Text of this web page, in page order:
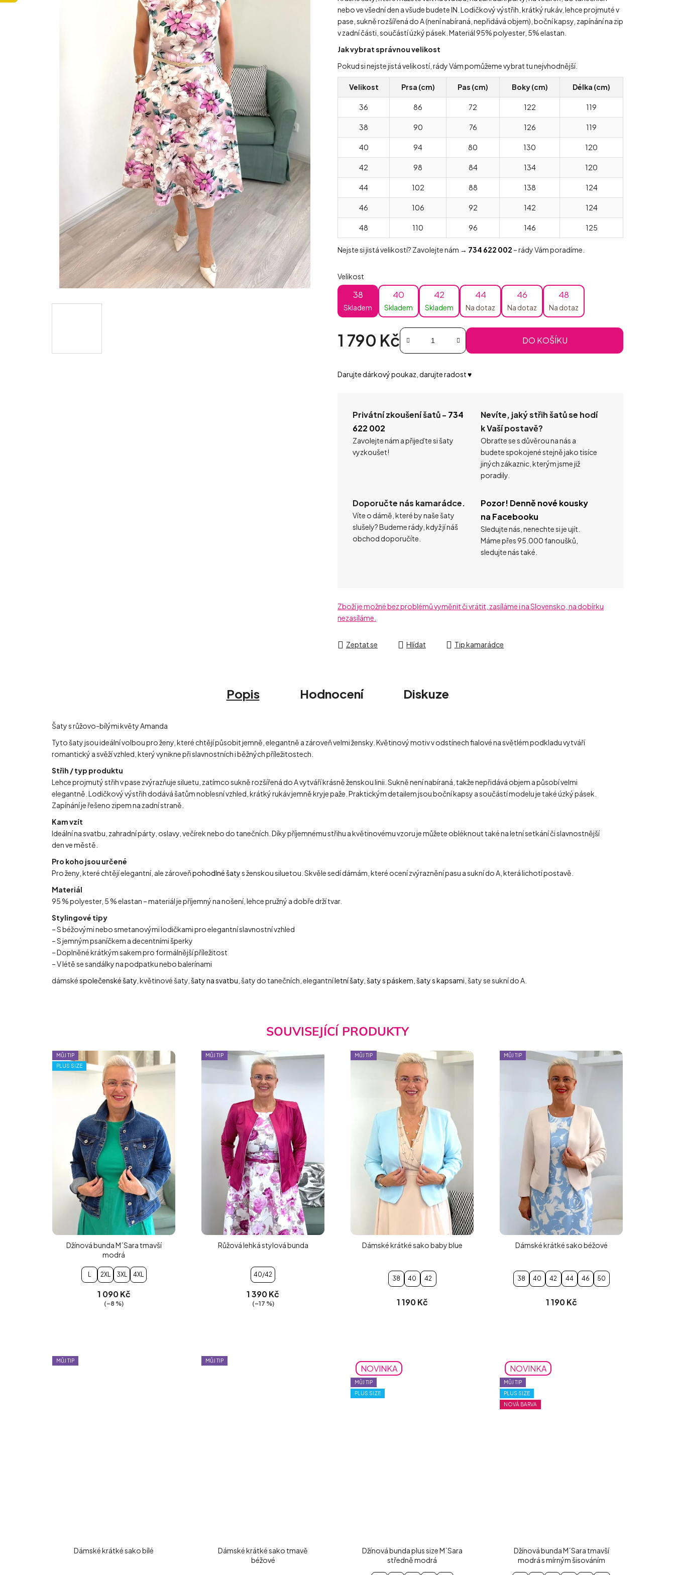
nebo ve všední den a všude budete IN. Lodičkový výstřih, krátký rukáv, lehce projmuté v
pase, sukně rozšířená do A (není nabíraná, nepřidává objem), boční kapsy, zapínání na zip
v zadní části, součástí úzký pásek. Materiál 95% polyester, 5% elastan.
Jak vybrat správnou velikost
Pokud si nejste jistá velikostí, rády Vám pomůžeme vybrat tu nejvhodnější.
Velikost Prsa (cm) Pas (cm) Boky (cm) Délka (cm)
36 86 72 122 119
38 90 76 126 119
40 94 80 130 120
42 98 84 134 120
44 102 88 138 124
46 106 92 142 124
48 110 96 146 125
Nejste si jistá velikostí? Zavolejte nám → 734 622 002 – rády Vám poradíme.
Velikost
38
Skladem
40
Skladem
42
Skladem
44
Na dotaz
46
Na dotaz
48
Na dotaz
1 790 Kč DO KOŠÍKU
Darujte dárkový poukaz, darujte radost ♥️
Privátní zkoušení šatů - 734
622 002
Zavolejte nám a přijeďte si šaty
vyzkoušet!
Nevíte, jaký střih šatů se hodí
k Vaší postavě?
Obraťte se s důvěrou na nás a
budete spokojené stejně jako tisíce
jiných zákaznic, kterým jsme již
poradily.
Doporučte nás kamarádce.
Víte o dámě, které by naše šaty
slušely? Budeme rády, když jí náš
obchod doporučíte.
Pozor! Denně nové kousky
na Facebooku
Sledujte nás, nenechte si je ujít.
Máme přes 95.000 fanoušků,
sledujte nás také.
Zboží je možné bez problémů vyměnit či vrátit, zasíláme i na Slovensko, na dobírku
nezasíláme.
Zeptat se Hlídat Tip kamarádce
Popis Hodnocení Diskuze
Šaty s růžovo-bílými květy Amanda
Tyto šaty jsou ideální volbou pro ženy, které chtějí působit jemně, elegantně a zároveň velmi žensky. Květinový motiv v odstínech fialové na světlém podkladu vytváří
romantický a svěží vzhled, který vynikne při slavnostních i běžných příležitostech.
Střih / typ produktu
Lehce projmutý střih v pase zvýrazňuje siluetu, zatímco sukně rozšířená do A vytváří krásně ženskou linii. Sukně není nabíraná, takže nepřidává objem a působí velmi
elegantně. Lodičkový výstřih dodává šatům noblesní vzhled, krátký rukáv jemně kryje paže. Praktickým detailem jsou boční kapsy a součástí modelu je také úzký pásek.
Zapínání je řešeno zipem na zadní straně.
Kam vzít
Ideální na svatbu, zahradní párty, oslavy, večírek nebo do tanečních. Díky příjemnému střihu a květinovému vzoru je můžete obléknout také na letní setkání či slavnostnější
den ve městě.
Pro koho jsou určené
Pro ženy, které chtějí elegantní, ale zároveňpohodlné šatys ženskou siluetou. Skvěle sedí dámám, které ocení zvýraznění pasu a sukní do A, která lichotí postavě.
Materiál
95 % polyester, 5 % elastan – materiál je příjemný na nošení, lehce pružný a dobře drží tvar.
Stylingové tipy
– S béžovými nebo smetanovými lodičkami pro elegantní slavnostní vzhled
– S jemným psaníčkem a decentními šperky
– Doplněné krátkým sakem pro formálnější příležitost
– V létě se sandálky na podpatku nebo balerínami
dámskéspolečenské šaty , květinové šaty, šaty na svatbu , šaty do tanečních, elegantníletní šaty šaty s páskem šaty s kapsami , šaty se sukní do A.
SOUVISEJÍCÍ PRODUKTY
MŮJ TIP
PLUS SIZE
Džínová bunda M´Sara tmavší
modrá
2XL 3XL 4XL
1 090 Kč
(–8 %)
MŮJ TIP
Růžová lehká stylová bunda
40/42
1 390 Kč
(–17 %)
MŮJ TIP
Dámské krátké sako baby blue
38 40 42
1 190 Kč
MŮJ TIP
Dámské krátké sako béžové
38 40 42 44 46 50
1 190 Kč
MŮJ TIP
Dámské krátké sako bílé
MŮJ TIP
Dámské krátké sako tmavě
béžové
NOVINKA
MŮJ TIP
PLUS SIZE
Džínová bunda plus size M´Sara
středně modrá
NOVINKA
MŮJ TIP
PLUS SIZE
NOVÁ BARVA
Džínová bunda M´Sara tmavší
modrá s mírným šisováním